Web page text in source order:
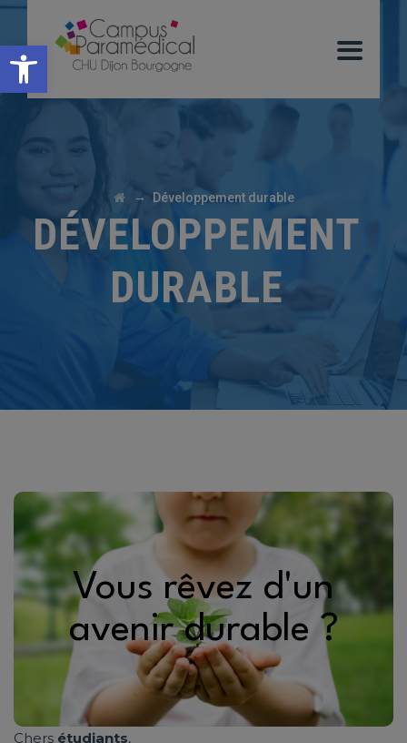
Ouvrir la barre d’outils
→ Développement durable
DÉVELOPPEMENT
DURABLE
Vous rêvez d'un
avenir durable ?
Étudiants, engagez-vous
!
Chers étudiants,